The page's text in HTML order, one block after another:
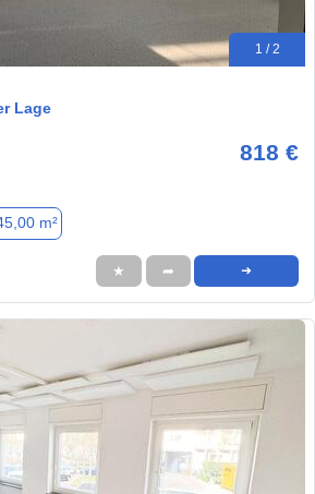
1 / 2
Lage
818 €
m²
★ ➦ ➜